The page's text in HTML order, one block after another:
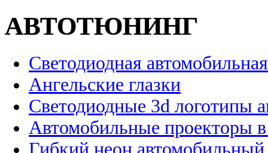
АВТОТЮНИНГ
Светодиодная
Ангельские глазки
Светодиодные 3d логотипы
Автомобильные проекторы